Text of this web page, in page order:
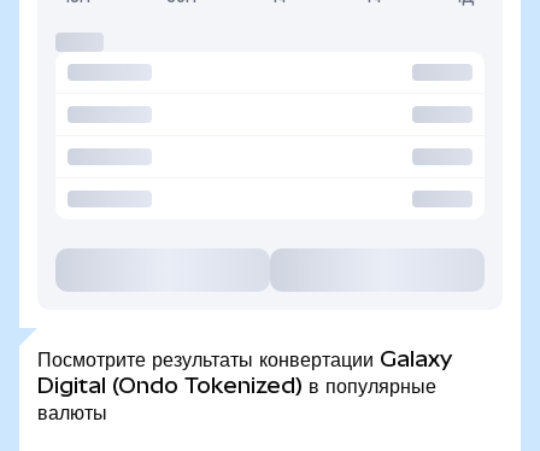
Посмотрите результаты конвертации Galaxy
Digital (Ondo Tokenized) в популярные
валюты